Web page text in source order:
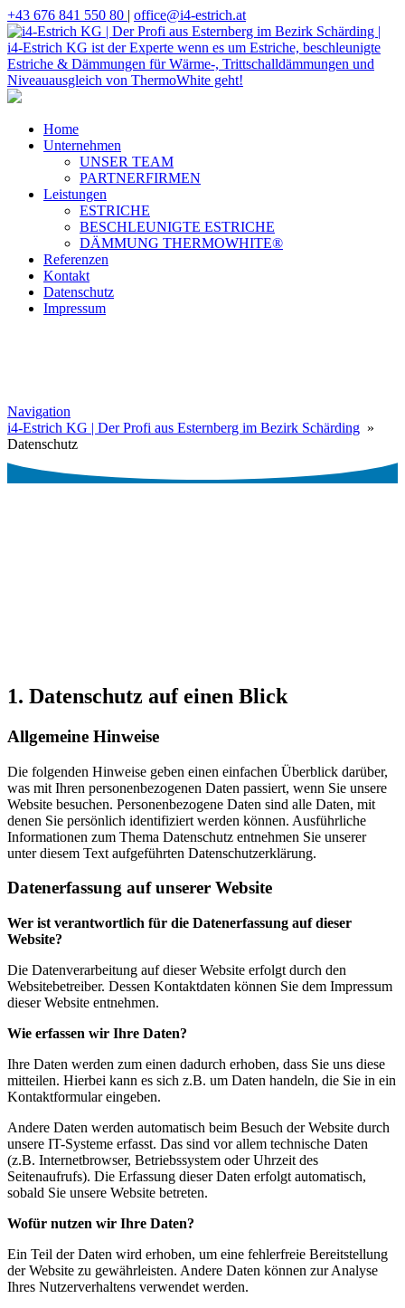
+43 676 841 550 80 | office@i4-estrich.at
Home
Unternehmen
UNSER TEAM
PARTNERFIRMEN
Leistungen
ESTRICHE
BESCHLEUNIGTE ESTRICHE
DÄMMUNG THERMOWHITE®
Referenzen
Kontakt
Datenschutz
Impressum
Navigation
i4-Estrich KG | Der Profi aus Esternberg im Bezirk Schärding »
Datenschutz
1. Datenschutz auf einen Blick
Allgemeine Hinweise
Die folgenden Hinweise geben einen einfachen Überblick darüber,
was mit Ihren personenbezogenen Daten passiert, wenn Sie unsere
Website besuchen. Personenbezogene Daten sind alle Daten, mit
denen Sie persönlich identifiziert werden können. Ausführliche
Informationen zum Thema Datenschutz entnehmen Sie unserer
unter diesem Text aufgeführten Datenschutzerklärung.
Datenerfassung auf unserer Website
Wer ist verantwortlich für die Datenerfassung auf dieser
Website?
Die Datenverarbeitung auf dieser Website erfolgt durch den
Websitebetreiber. Dessen Kontaktdaten können Sie dem Impressum
dieser Website entnehmen.
Wie erfassen wir Ihre Daten?
Ihre Daten werden zum einen dadurch erhoben, dass Sie uns diese
mitteilen. Hierbei kann es sich z.B. um Daten handeln, die Sie in ein
Kontaktformular eingeben.
Andere Daten werden automatisch beim Besuch der Website durch
unsere IT-Systeme erfasst. Das sind vor allem technische Daten
(z.B. Internetbrowser, Betriebssystem oder Uhrzeit des
Seitenaufrufs). Die Erfassung dieser Daten erfolgt automatisch,
sobald Sie unsere Website betreten.
Wofür nutzen wir Ihre Daten?
Ein Teil der Daten wird erhoben, um eine fehlerfreie Bereitstellung
der Website zu gewährleisten. Andere Daten können zur Analyse
Ihres Nutzerverhaltens verwendet werden.